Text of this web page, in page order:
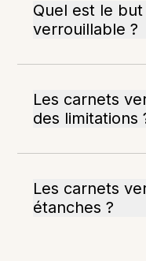
Quel est le
verrouillable ?
Les carnets
des limitations
Les carnets
étanches ?